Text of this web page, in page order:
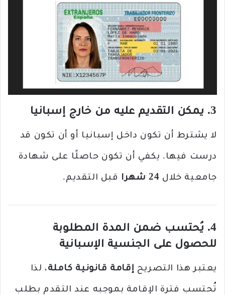
3. يمكن التقديم عليه من خارج إسبانيا
لا يشترط أن تكون داخل إسبانيا أو أن تكون قد
درست فيها. يكفي أن تكون حاصلًا على شهادة
جامعية خلال 24 شهرا قبل التقديم.
4. يُحتسب ضمن المدة المطلوبة
للحصول على الجنسية الإسبانية
يعتبر هذا التصريح إقامة قانونية كاملة، لذا
تُحتسب فترة الإقامة بموجبه عند التقدم بطلب